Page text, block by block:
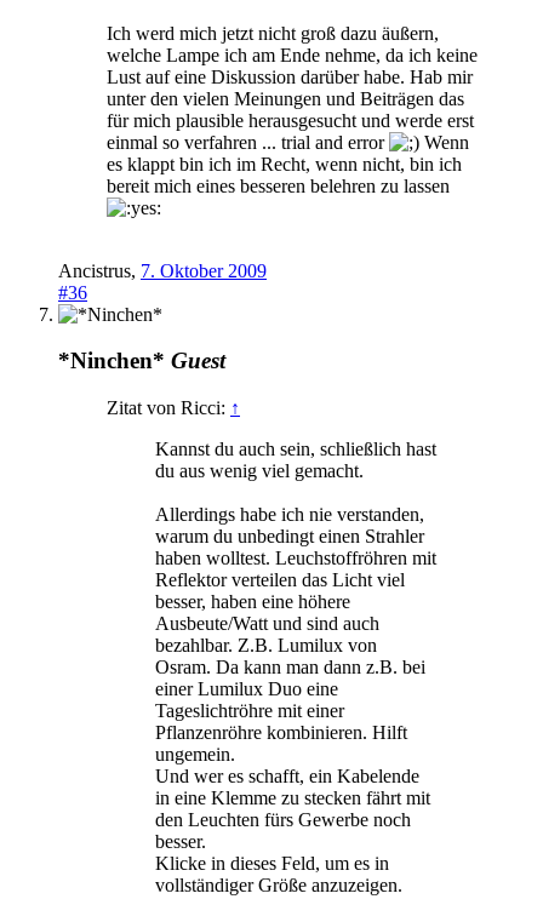
Ich werd mich jetzt nicht groß dazu äußern,
welche Lampe ich am Ende nehme, da ich keine
Lust auf eine Diskussion darüber habe. Hab mir
unter den vielen Meinungen und Beiträgen das
für mich plausible herausgesucht und werde erst
einmal so verfahren ... trial and error
Wenn
es klappt bin ich im Recht, wenn nicht, bin ich
bereit mich eines besseren belehren zu lassen
Ancistrus, 7. Oktober 2009
#36
*Ninchen* Guest
Zitat von Ricci: ↑
Kannst du auch sein, schließlich hast
du aus wenig viel gemacht.
Allerdings habe ich nie verstanden,
warum du unbedingt einen Strahler
haben wolltest. Leuchstoffröhren mit
Reflektor verteilen das Licht viel
besser, haben eine höhere
Ausbeute/Watt und sind auch
bezahlbar. Z.B. Lumilux von
Osram. Da kann man dann z.B. bei
einer Lumilux Duo eine
Tageslichtröhre mit einer
Pflanzenröhre kombinieren. Hilft
ungemein.
Und wer es schafft, ein Kabelende
in eine Klemme zu stecken fährt mit
den Leuchten fürs Gewerbe noch
besser.
Klicke in dieses Feld, um es in
vollständiger Größe anzuzeigen.